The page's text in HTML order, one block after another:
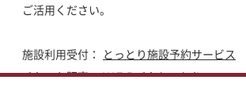
ご活用ください。
施設利用受付：
とっとり施設予約サービス
チケット販売：ＷＥＢチケとっとり